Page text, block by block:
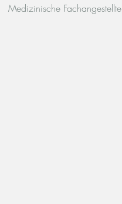
Medizinische Fachangestellte